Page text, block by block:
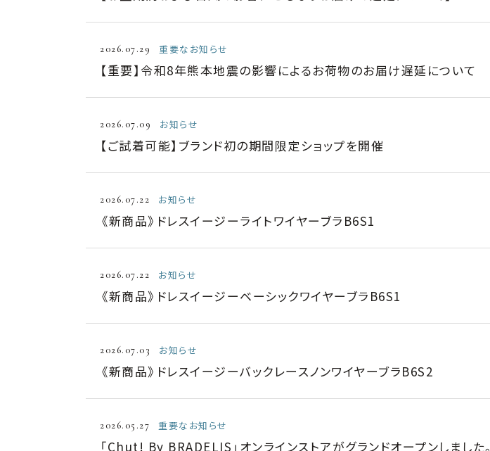
2026.07.29 重要なお知らせ
【重要】令和8年熊本地震の影響によるお荷物のお届け遅延について
2026.07.09 お知らせ
【ご試着可能】ブランド初の期間限定ショップを開催
2026.07.22 お知らせ
《新商品》ドレスイージーライトワイヤーブラB6S1
2026.07.22 お知らせ
《新商品》ドレスイージーベーシックワイヤーブラB6S1
2026.07.03 お知らせ
《新商品》ドレスイージーバックレースノンワイヤーブラB6S2
2026.05.27 重要なお知らせ
「Chut! By BRADELIS」オンラインストアがグランドオープンしました。